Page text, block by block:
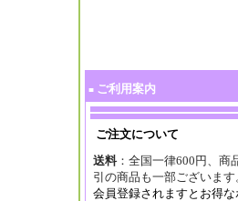
■ ご利用案内
ご注文について
送料：全国一律600円、商
引の商品も一部ございます
会員登録されますとお得